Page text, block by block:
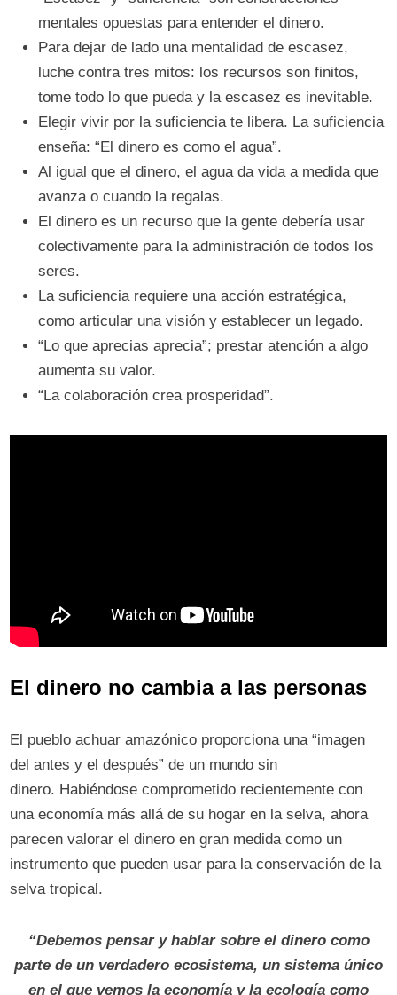
mentales opuestas para entender el dinero.
Para dejar de lado una mentalidad de escasez,
luche contra tres mitos: los recursos son finitos,
tome todo lo que pueda y la escasez es inevitable.
Elegir vivir por la suficiencia te libera. La suficiencia
enseña: “El dinero es como el agua”.
Al igual que el dinero, el agua da vida a medida que
avanza o cuando la regalas.
El dinero es un recurso que la gente debería usar
colectivamente para la administración de todos los
seres.
La suficiencia requiere una acción estratégica,
como articular una visión y establecer un legado.
“Lo que aprecias aprecia”; prestar atención a algo
aumenta su valor.
“La colaboración crea prosperidad”.
El dinero no cambia a las personas
El pueblo achuar amazónico proporciona una “imagen
del antes y el después” de un mundo sin
dinero. Habiéndose comprometido recientemente con
una economía más allá de su hogar en la selva, ahora
parecen valorar el dinero en gran medida como un
instrumento que pueden usar para la conservación de la
selva tropical.
“Debemos pensar y hablar sobre el dinero como
parte de un verdadero ecosistema, un sistema único
en el que vemos la economía y la ecología como